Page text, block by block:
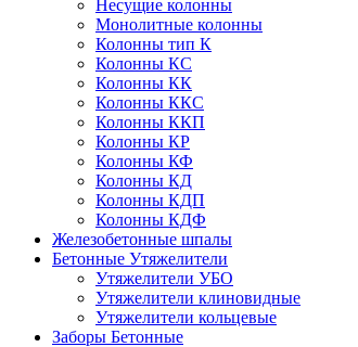
Несущие колонны
Монолитные колонны
Колонны тип К
Колонны КС
Колонны КК
Колонны ККС
Колонны ККП
Колонны КР
Колонны КФ
Колонны КД
Колонны КДП
Колонны КДФ
Железобетонные шпалы
Бетонные Утяжелители
Утяжелители УБО
Утяжелители клиновидные
Утяжелители кольцевые
Заборы Бетонные